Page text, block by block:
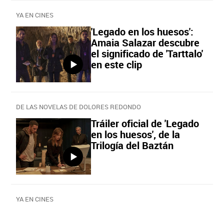
YA EN CINES
'Legado en los huesos':
Amaia Salazar descubre
el significado de 'Tarttalo'
en este clip
DE LAS NOVELAS DE DOLORES REDONDO
Tráiler oficial de 'Legado
en los huesos', de la
Trilogía del Baztán
YA EN CINES